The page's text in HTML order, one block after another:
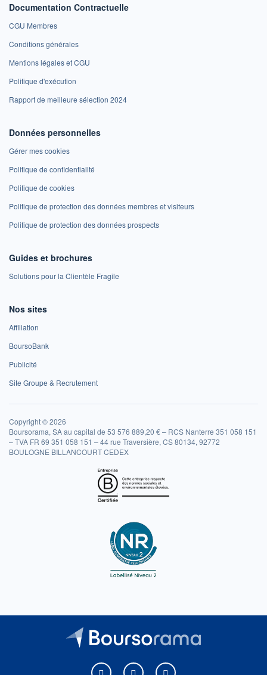
Documentation Contractuelle
CGU Membres
Conditions générales
Mentions légales et CGU
Politique d'exécution
Rapport de meilleure sélection 2024
Données personnelles
Gérer mes cookies
Politique de confidentialité
Politique de cookies
Politique de protection des données membres et visiteurs
Politique de protection des données prospects
Guides et brochures
Solutions pour la Clientèle Fragile
Nos sites
Affiliation
BoursoBank
Publicité
Site Groupe & Recrutement
Copyright © 2026
Boursorama, SA au capital de 53 576 889,20 € – RCS Nanterre 351 058 151
– TVA FR 69 351 058 151 – 44 rue Traversière, CS 80134, 92772
BOULOGNE BILLANCOURT CEDEX